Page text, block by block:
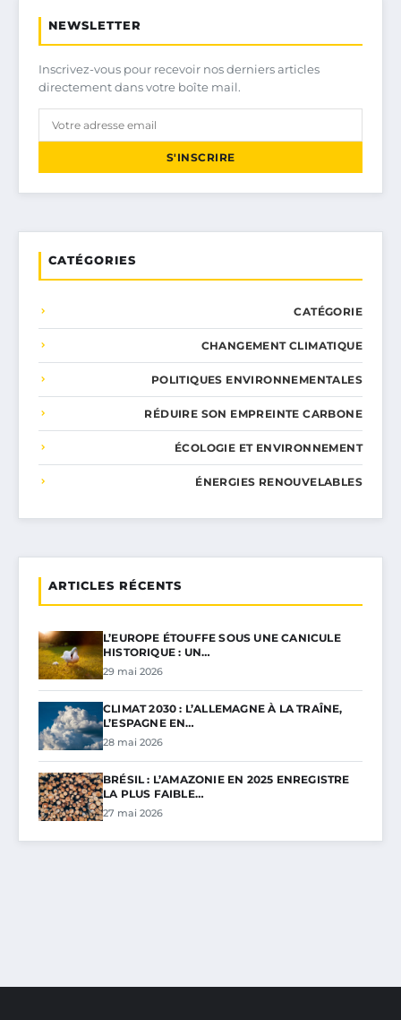
NEWSLETTER
Inscrivez-vous pour recevoir nos derniers articles
directement dans votre boîte mail.
S'INSCRIRE
CATÉGORIES
CATÉGORIE
CHANGEMENT CLIMATIQUE
POLITIQUES ENVIRONNEMENTALES
RÉDUIRE SON EMPREINTE CARBONE
ÉCOLOGIE ET ENVIRONNEMENT
ÉNERGIES RENOUVELABLES
ARTICLES RÉCENTS
L’EUROPE ÉTOUFFE SOUS UNE CANICULE
HISTORIQUE : UN…
29 mai 2026
CLIMAT 2030 : L’ALLEMAGNE À LA TRAÎNE,
L’ESPAGNE EN…
28 mai 2026
BRÉSIL : L’AMAZONIE EN 2025 ENREGISTRE
LA PLUS FAIBLE…
27 mai 2026